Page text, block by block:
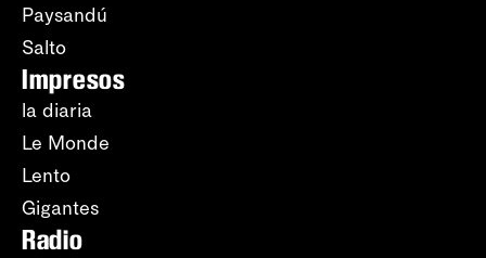
Paysandú
Salto
Impresos
la diaria
Le Monde
Lento
Gigantes
Radio